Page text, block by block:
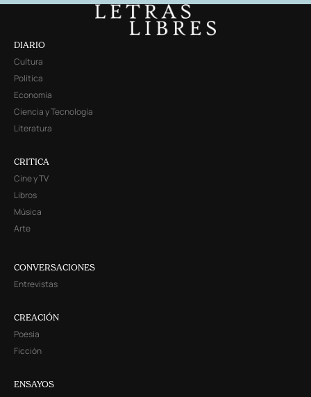
DIARIO
Cultura
Política
Economía
Ciencia y Tecnología
Literatura
CRITICA
Cine y TV
Libros
Música
Arte
CONVERSACIONES
Entrevistas
CREACIÓN
Poesía
Ficción
ENSAYOS